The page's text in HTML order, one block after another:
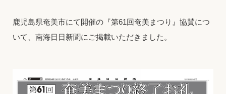
鹿児島県奄美市にて開催の『第61回奄美まつり』協賛につ
いて、南海日日新聞にご掲載いただきました。